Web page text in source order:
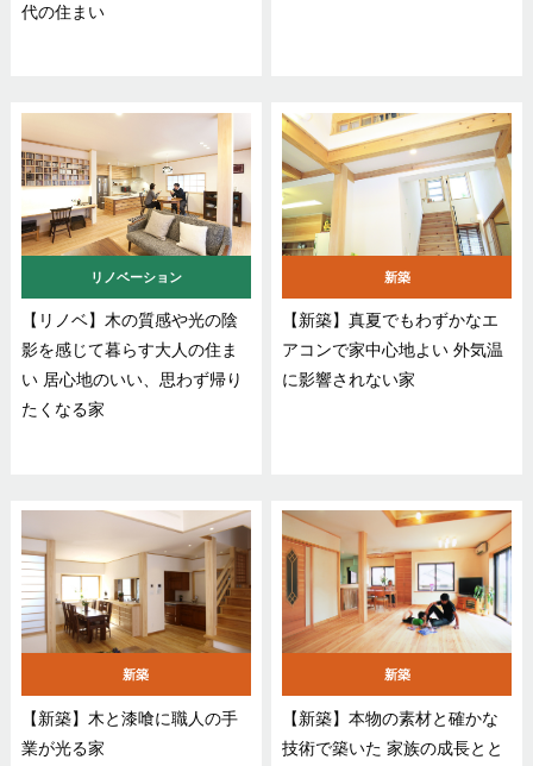
代の住まい
リノベーション
【リノベ】木の質感や光の陰
影を感じて暮らす大人の住ま
い 居心地のいい、思わず帰り
たくなる家
新築
【新築】真夏でもわずかなエ
アコンで家中心地よい 外気温
に影響されない家
新築
【新築】木と漆喰に職人の手
業が光る家
新築
【新築】本物の素材と確かな
技術で築いた 家族の成長とと